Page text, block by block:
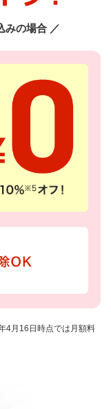
みの場合 ／
4月16日時点では月額料